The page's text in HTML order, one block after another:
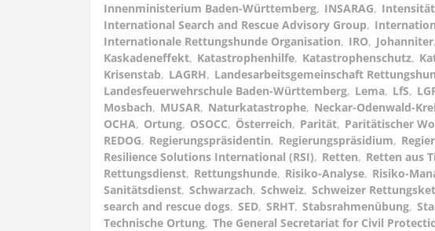
Innenministerium Baden-Württemberg, INSARAG, Intensität
International Search and Rescue Advisory Group,
Internationale Rettungshunde Organisation, IRO, Johanniter,
Kaskadeneffekt, Katastrophenhilfe, Katastrophenschutz,
Krisenstab, LAGRH, Landesarbeitsgemeinschaft
Landesfeuerwehrschule Baden-Württemberg, Lema, LfS,
Mosbach, MUSAR, Naturkatastrophe, Neckar-Odenwald-
OCHA, Ortung, OSOCC, Österreich, Parität, Paritätischer
REDOG, Regierungspräsidentin, Regierungspräsidium,
Resilience Solutions International (RSI), Retten, Retten aus
Rettungsdienst, Rettungshunde, Risiko-Analyse, Risiko-
Sanitätsdienst, Schwarzach, Schweiz, Schweizer
search and rescue dogs, SED, SRHT, Stabsrahmenübung,
Technische Ortung, The General Secretariat for Civil